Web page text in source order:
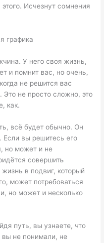
Исчезнут сомнения
У него своя жизнь,
и помнит вас, но очень,
не решится вас
Это не просто сложно, это
как.
всё будет обычно. Он
вы решитесь его
но может и не
совершить
в подвиг, который
может потребоваться
но может и несколько
путь, вы узнаете, что
не понимали, не